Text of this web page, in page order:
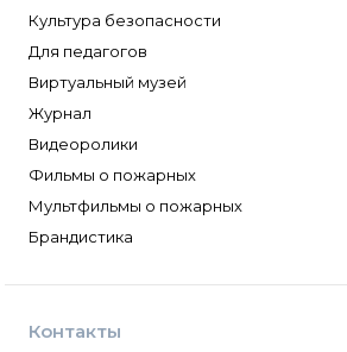
Культура безопасности
Для педагогов
Виртуальный музей
Журнал
Видеоролики
Фильмы о пожарных
Мультфильмы о пожарных
Брандистика
Контакты